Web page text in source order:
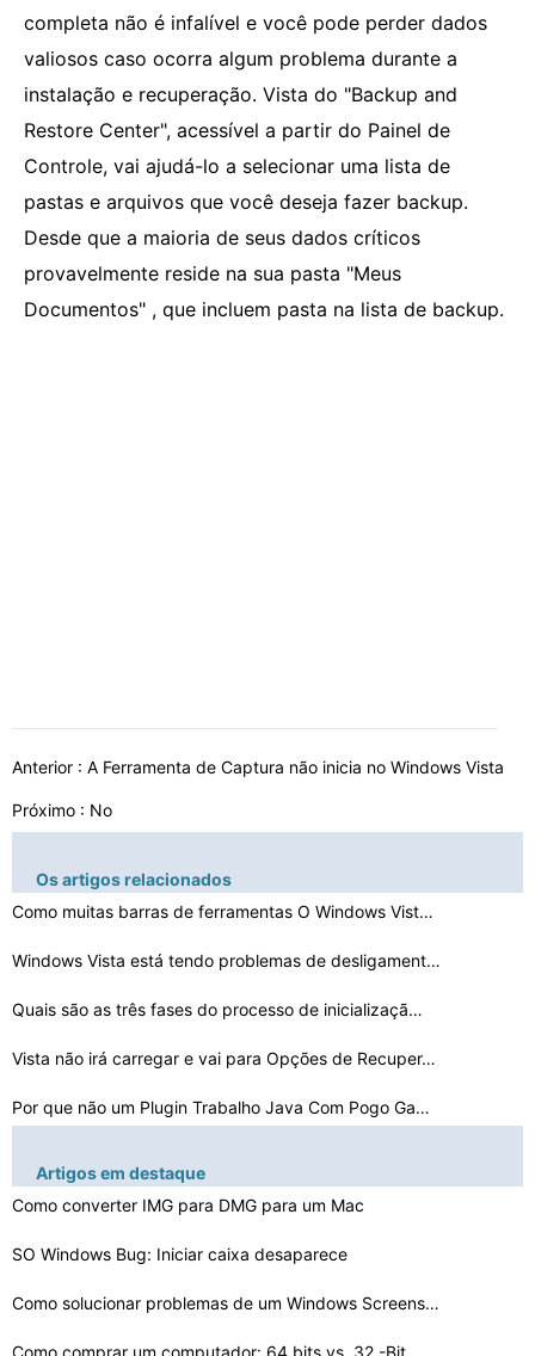
completa não é infalível e você pode perder dados
valiosos caso ocorra algum problema durante a
instalação e recuperação. Vista do "Backup and
Restore Center", acessível a partir do Painel de
Controle, vai ajudá-lo a selecionar uma lista de
pastas e arquivos que você deseja fazer backup.
Desde que a maioria de seus dados críticos
provavelmente reside na sua pasta "Meus
Documentos" , que incluem pasta na lista de backup.
Anterior : A Ferramenta de Captura não inicia no Windows Vista
Próximo : No
Os artigos relacionados
Como muitas barras de ferramentas O Windows Vista Ofert…
Windows Vista está tendo problemas de desligamento apó…
Quais são as três fases do processo de inicializaçã…
Vista não irá carregar e vai para Opções de Recuper…
Por que não um Plugin Trabalho Java Com Pogo Games on …
Vista não vão ver GIFs animados
A Ferramenta de Captura não inicia no Windows Vista
Compatibilidade de Rosetta Stone Com Vista 64
Artigos em destaque
Como converter IMG para DMG para um Mac
SO Windows Bug: Iniciar caixa desaparece
Como solucionar problemas de um Windows Screensaver que…
Como comprar um computador: 64 bits vs. 32 -Bit